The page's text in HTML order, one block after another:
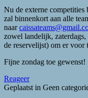
Nu de externe competities
zal binnenkort aan alle
naar
zowel landelijk,
de reservelijst) om er voor
Fijne zondag toe gewenst!
Reageer
Geplaatst in Geen